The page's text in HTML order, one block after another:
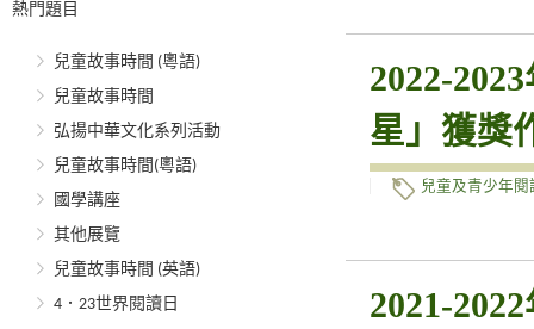
熱門題目
兒童故事時間 (粵語)
兒童故事時間
弘揚中華文化系列活動
兒童故事時間(粵語)
國學講座
其他展覽
兒童故事時間 (英語)
4．23世界閱讀日
2022-
星」獲獎
兒童及青少年
2021-